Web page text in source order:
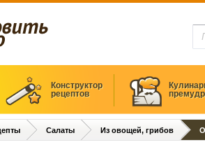
Конструктор
рецептов
Салаты Из овощей, грибов